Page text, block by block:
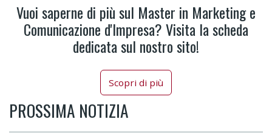
Vuoi saperne di più sul Master in Marketing e
Comunicazione d'Impresa? Visita la scheda
dedicata sul nostro sito!
Scopri di più
PROSSIMA NOTIZIA